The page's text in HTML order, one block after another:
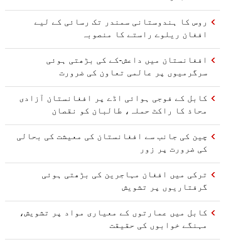
روس کا ہندوستانی سمندر تک رسائی کے لیے
افغان ریلوے راستے کا منصوبہ
افغانستان میں داعش-کے کی بڑھتی ہوئی
سرگرمیوں پر عالمی تعاون کی ضرورت
کابل کے فوجی ہوائی اڈے پر افغانستان آزادی
محاذ کا راکٹ حملہ، طالبان کو نقصان
چین کی جانب سے افغانستان کی معیشت کی بحالی
کی ضرورت پر زور
ترکی میں افغان مہاجرین کی بڑھتی ہوئی
گرفتاریوں پر تشویش
کابل میں عمارتوں کے معیاری مواد پر تشویش،
مہنگے خوابوں کی حقیقت